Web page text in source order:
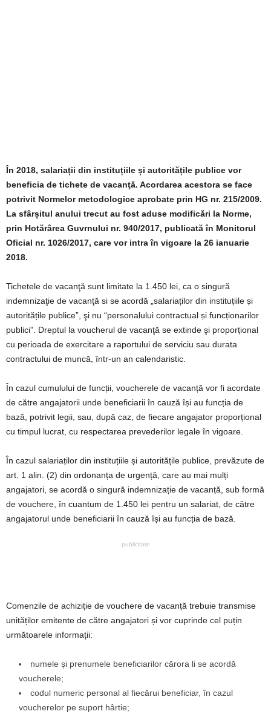
În 2018, salariații din instituțiile și autoritățile publice vor
beneficia de tichete de vacanţă. Acordarea acestora se face
potrivit Normelor metodologice aprobate prin HG nr. 215/2009.
La sfârșitul anului trecut au fost aduse modificări la Norme,
prin Hotărârea Guvrnului nr. 940/2017, publicată în Monitorul
Oficial nr. 1026/2017, care vor intra în vigoare la 26 ianuarie
2018.
Tichetele de vacanţă sunt limitate la 1.450 lei, ca o singură
indemnizaţie de vacanţă si se acordă „salariaților din instituțiile și
autoritățile publice”, şi nu “personalului contractual și funcționarilor
publici”. Dreptul la voucherul de vacanţă se extinde şi proporțional
cu perioada de exercitare a raportului de serviciu sau durata
contractului de muncă, într-un an calendaristic.
În cazul cumulului de funcții, voucherele de vacanță vor fi acordate
de către angajatorii unde beneficiarii în cauză își au funcția de
bază, potrivit legii, sau, după caz, de fiecare angajator proporțional
cu timpul lucrat, cu respectarea prevederilor legale în vigoare.
În cazul salariaților din instituțiile și autoritățile publice, prevăzute de
art. 1 alin. (2) din ordonanța de urgență, care au mai mulți
angajatori, se acordă o singură indemnizație de vacanță, sub formă
de vouchere, în cuantum de 1.450 lei pentru un salariat, de către
angajatorul unde beneficiarii în cauză își au funcția de bază.
publicitate
Comenzile de achiziție de vouchere de vacanță trebuie transmise
unităților emitente de către angajatori și vor cuprinde cel puțin
următoarele informații:
numele și prenumele beneficiarilor cărora li se acordă
voucherele;
codul numeric personal al fiecărui beneficiar, în cazul
voucherelor pe suport hârtie;